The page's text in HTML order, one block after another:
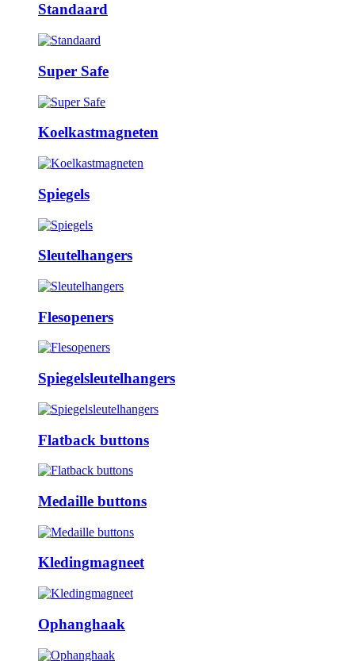
Standaard
Super Safe
Koelkastmagneten
Spiegels
Sleutelhangers
Flesopeners
Spiegelsleutelhangers
Flatback buttons
Medaille buttons
Kledingmagneet
Ophanghaak